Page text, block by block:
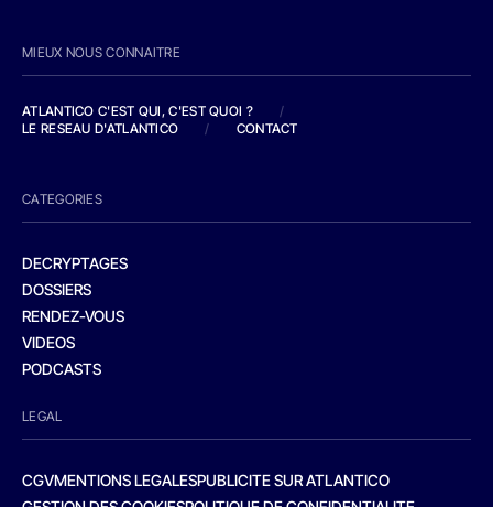
MIEUX NOUS CONNAITRE
ATLANTICO C'EST QUI, C'EST QUOI ?
/
LE RESEAU D'ATLANTICO
/ CONTACT
CATEGORIES
DECRYPTAGES
DOSSIERS
RENDEZ-VOUS
VIDEOS
PODCASTS
LEGAL
CGVMENTIONS LEGALESPUBLICITE SUR ATLANTICO